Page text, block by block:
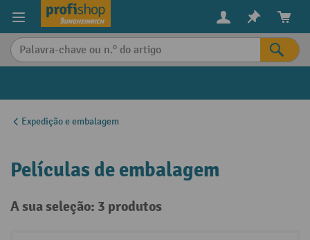
principal
Expedição e embalagem
Películas de embalagem
A sua seleção: 3 produtos